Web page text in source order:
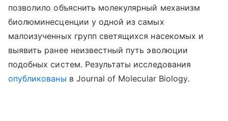
позволило объяснить молекулярный механизм
биолюминесценции у одной из самых
малоизученных групп светящихся насекомых и
выявить ранее неизвестный путь эволюции
подобных систем. Результаты исследования
опубликованы в Journal of Molecular Biology.